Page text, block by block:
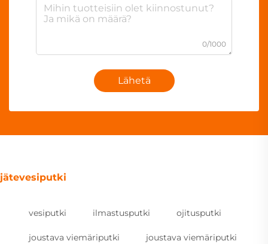
0/1000
Lähetä
jätevesiputki
vesiputki ilmastusputki ojitusputki
joustava viemäriputki joustava viemäriputki